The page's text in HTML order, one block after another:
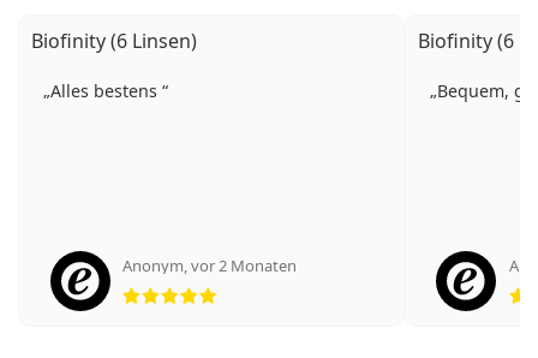
Biofinity (6 Linsen)
Alles bestens
Anonym,vor 2 Monaten
Biofinity (6
Bequem,